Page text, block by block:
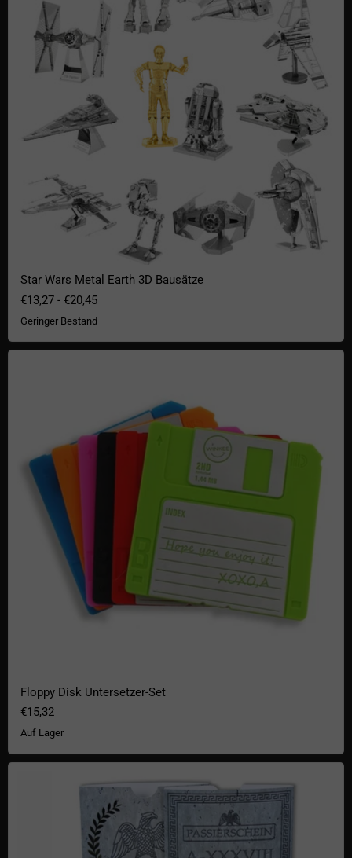
Star Wars Metal Earth 3D Bausätze
€13,27 - €20,45
Geringer Bestand
Floppy Disk Untersetzer-Set
€15,32
Auf Lager